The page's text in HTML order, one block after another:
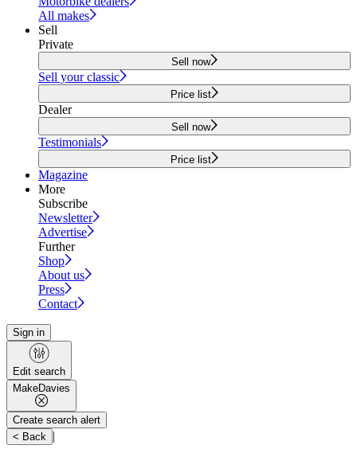
All makes
Sell
Private
Sell now
Sell your classic
Price list
Dealer
Sell now
Testimonials
Price list
Magazine
More
Subscribe
Newsletter
Advertise
Further
Shop
About us
Press
Contact
Sign in
Edit search
MakeDavies
Create search alert
< Back |